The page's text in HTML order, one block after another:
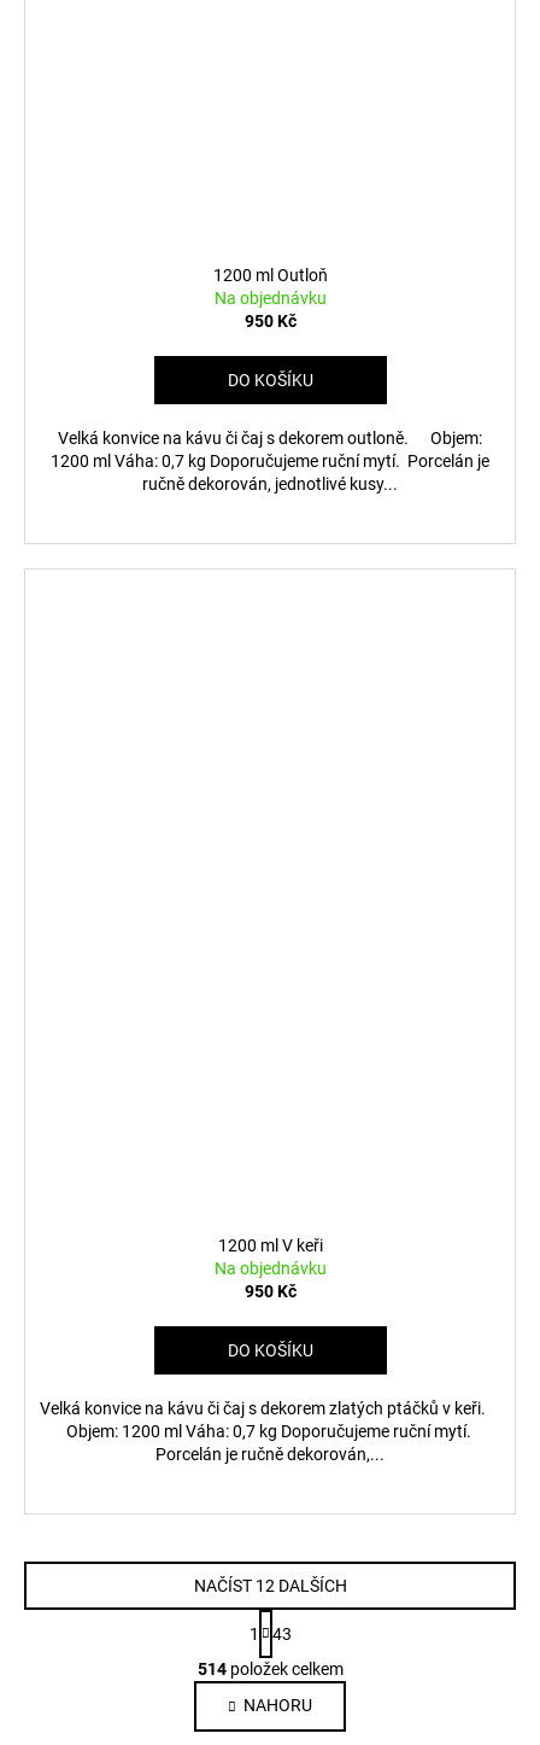
1200 ml Outloň
Na objednávku
950 Kč
DO KOŠÍKU
Velká konvice na kávu či čaj s dekorem outloně. Objem:
1200 ml Váha: 0,7 kg Doporučujeme ruční mytí. Porcelán je
ručně dekorován, jednotlivé kusy...
1200 ml V keři
Na objednávku
950 Kč
DO KOŠÍKU
Velká konvice na kávu či čaj s dekorem zlatých ptáčků v keři.
Objem: 1200 ml Váha: 0,7 kg Doporučujeme ruční mytí.
Porcelán je ručně dekorován,...
O
v
l
á
NAČÍST 12 DALŠÍCH
S
t
r
á
n
k
1
43
514položek celkem
NAHORU